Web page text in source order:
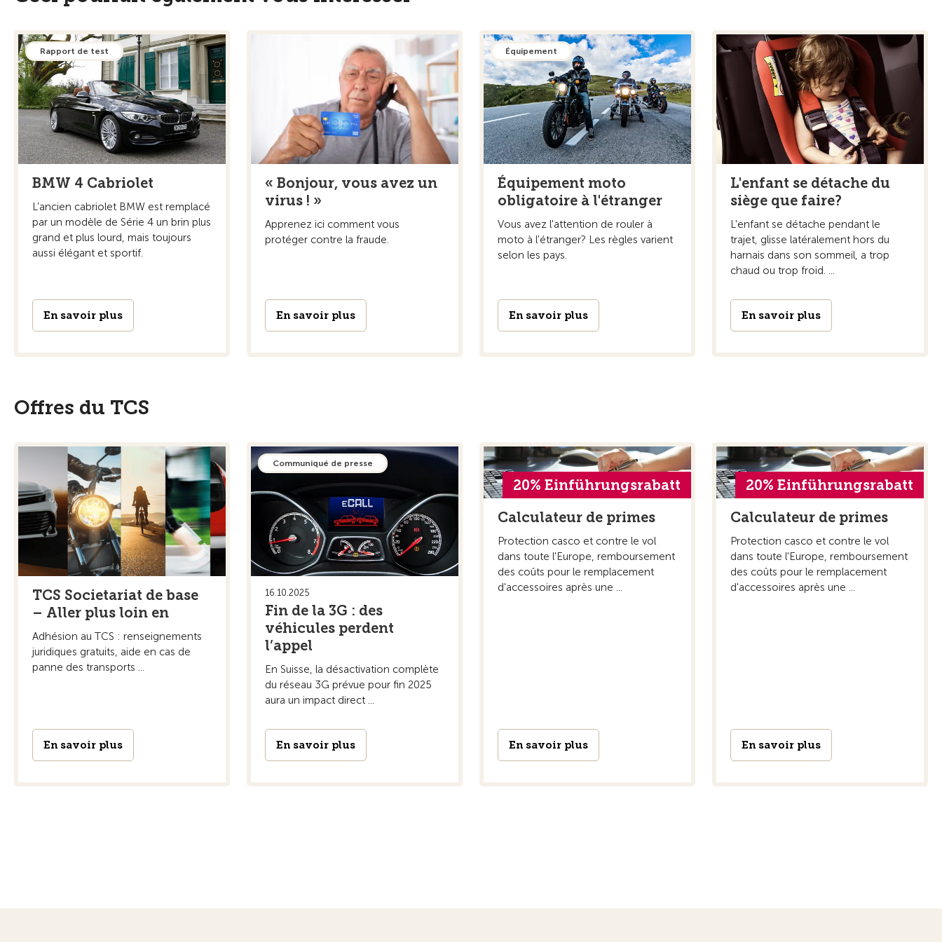
Rapport de test
BMW 4 Cabriolet
L’ancien cabriolet BMW est remplacé
par un modèle de Série 4 un brin plus
grand et plus lourd, mais toujours
aussi élégant et sportif.
En savoir plus
« Bonjour, vous avez un
virus ! »
Apprenez ici comment vous
protéger contre la fraude.
En savoir plus
Équipement
Équipement moto
obligatoire à l'étranger
Vous avez l'attention de rouler à
moto à l'étranger? Les règles varient
selon les pays.
En savoir plus
L'enfant se détache du
siège que faire?
L'enfant se détache pendant le
trajet, glisse latéralement hors du
harnais dans son sommeil, a trop
chaud ou trop froid. ...
En savoir plus
Offres du TCS
TCS Societariat de base
– Aller plus loin en
Adhésion au TCS : renseignements
juridiques gratuits, aide en cas de
panne des transports ...
En savoir plus
Communiqué de presse
16.10.2025
Fin de la 3G : des
véhicules perdent
l’appel
En Suisse, la désactivation complète
du réseau 3G prévue pour fin 2025
aura un impact direct ...
En savoir plus
20% Einführungsrabatt
Calculateur de primes
Protection casco et contre le vol
dans toute l'Europe, remboursement
des coûts pour le remplacement
d'accessoires après une ...
En savoir plus
20% Einführungsrabatt
Calculateur de primes
Protection casco et contre le vol
dans toute l'Europe, remboursement
des coûts pour le remplacement
d'accessoires après une ...
En savoir plus